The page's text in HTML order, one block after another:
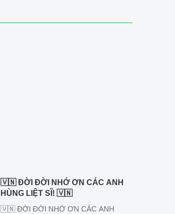
🇻🇳 ĐỜI ĐỜI NHỚ ƠN CÁC ANH
HÙNG LIỆT SĨ! 🇻🇳
🇻🇳 ĐỜI ĐỜI NHỚ ƠN CÁC ANH